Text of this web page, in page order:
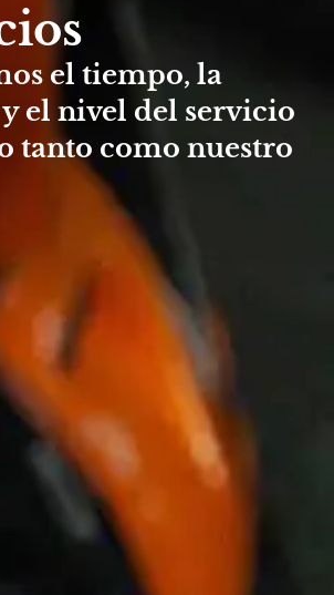
el tiempo, la
el nivel del servicio
tanto como nuestro